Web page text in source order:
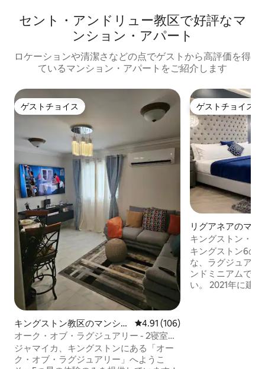
セント・アンドリュー教区で好評なマ
ンション・アパート
ロケーションや清潔さなどの点でゲストから高評価を得
ているマンション・アパートをご紹介します
ゲストチョイス
ゲストチョイス
キングストン教区のマンショ
ン・アパート
レビュー106件、5つ星中4.91つ
4.91 (106)
オーク・オブ・ラグジュアリー - 2寝室、
5階アパート
ジャマイカ、キングストンにある「オー
ク・オブ・ラグジュアリー」へようこ
ゲストチョイス
ゲストチョイス
リグアネアのマン
パート
キングストン・パ
ラグジュアリーア
キングストン6の
な、ラグジュアリ
ンドミニアムでゆ
い。 2021年に建設されたこの6階建ての